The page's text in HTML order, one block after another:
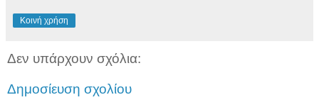
Κοινή χρήση
Δεν υπάρχουν σχόλια:
Δημοσίευση σχολίου